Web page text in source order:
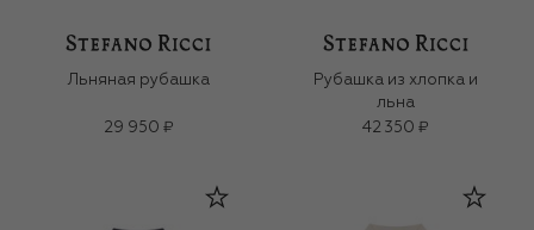
Льняная рубашка
29 950 ₽
Рубашка из хлопка и
льна
42 350 ₽